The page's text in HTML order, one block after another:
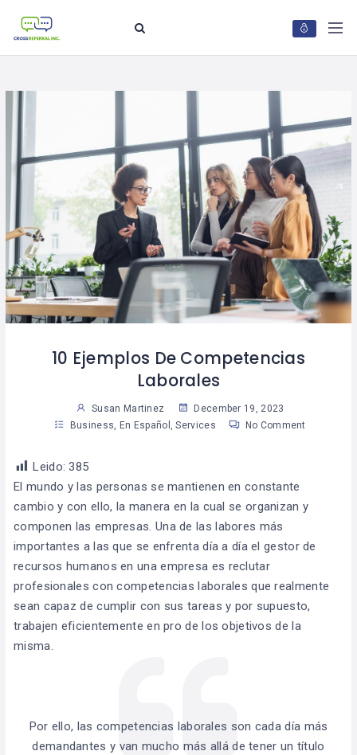
10 Ejemplos De Competencias
Laborales
Susan Martinez
December 19, 2023
Business
En Español ,Services No Comment
Leido: 385
El mundo y las personas se mantienen en constante
cambio y con ello, la manera en la cual se organizan y
componen las empresas. Una de las labores más
importantes a las que se enfrenta día a día el gestor de
recursos humanos en una empresa es reclutar
profesionales con competencias laborales que realmente
sean capaz de cumplir con sus tareas y por supuesto,
trabajen eficientemente en pro de los objetivos de la
misma.
Por ello, las competencias laborales son cada día más
demandantes y van mucho más allá de tener un título